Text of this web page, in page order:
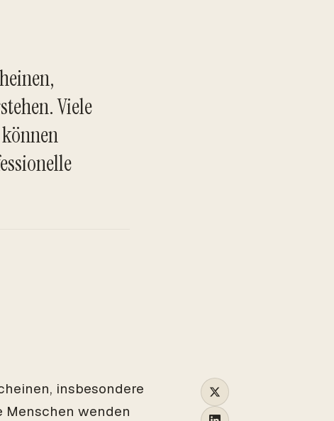
Viele
insbesondere
Menschen wenden